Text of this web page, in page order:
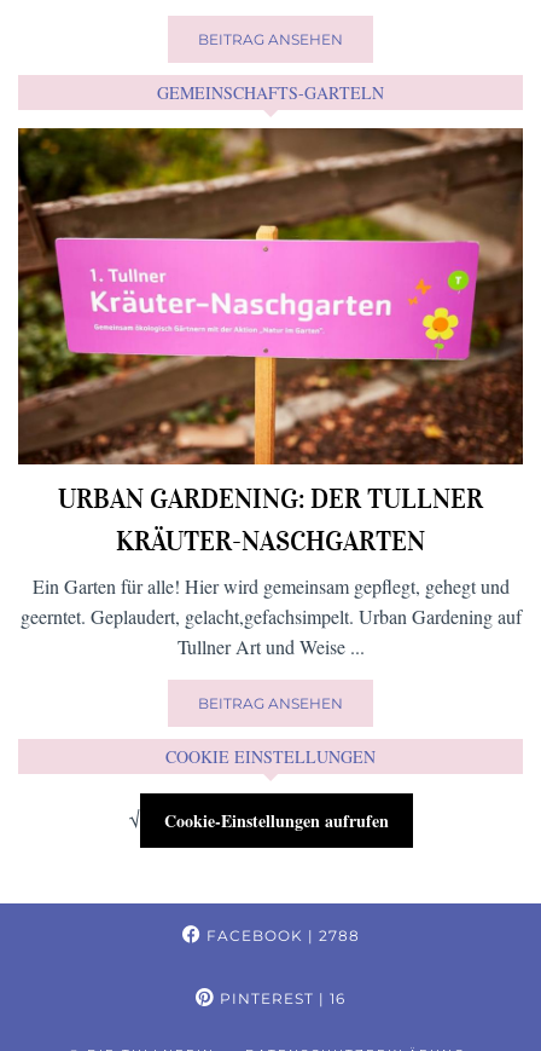
BEITRAG ANSEHEN
GEMEINSCHAFTS-GARTELN
URBAN GARDENING: DER TULLNER
KRÄUTER-NASCHGARTEN
Ein Garten für alle! Hier wird gemeinsam gepflegt, gehegt und
geerntet. Geplaudert, gelacht,gefachsimpelt. Urban Gardening auf
Tullner Art und Weise ...
BEITRAG ANSEHEN
COOKIE EINSTELLUNGEN
√ Cookie-Einstellungen aufrufen
FACEBOOK | 2788
PINTEREST | 16